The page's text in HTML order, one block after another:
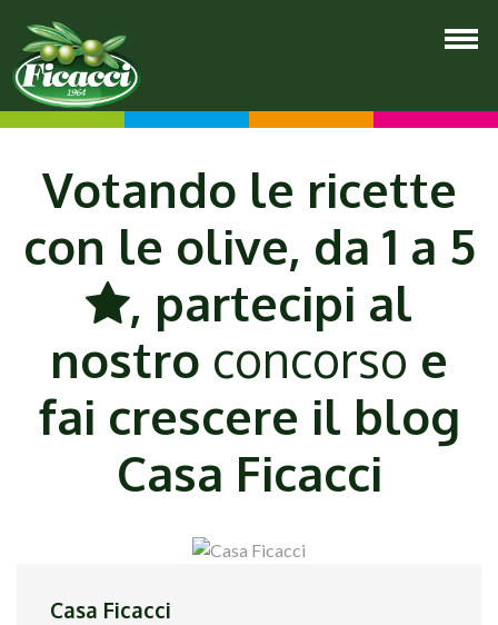
Votando le ricette
con le olive, da 1 a 5
, partecipi al
nostro concorso e
fai crescere il blog
Casa Ficacci
Casa Ficacci